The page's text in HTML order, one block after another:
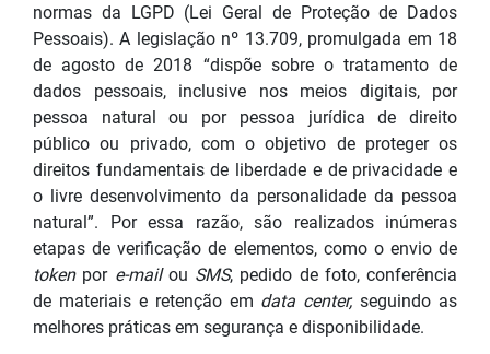
normas da LGPD (Lei Geral de Proteção de Dados
Pessoais). A legislação nº 13.709, promulgada em 18
de agosto de 2018 “dispõe sobre o tratamento de
dados pessoais, inclusive nos meios digitais, por
pessoa natural ou por pessoa jurídica de direito
público ou privado, com o objetivo de proteger os
direitos fundamentais de liberdade e de privacidade e
o livre desenvolvimento da personalidade da pessoa
natural”. Por essa razão, são realizados inúmeras
etapas de verificação de elementos, como o envio de
tokenpor e-mail ou SMS, pedido de foto, conferência
de materiais e retenção em data center,seguindo as
melhores práticas em segurança e disponibilidade.